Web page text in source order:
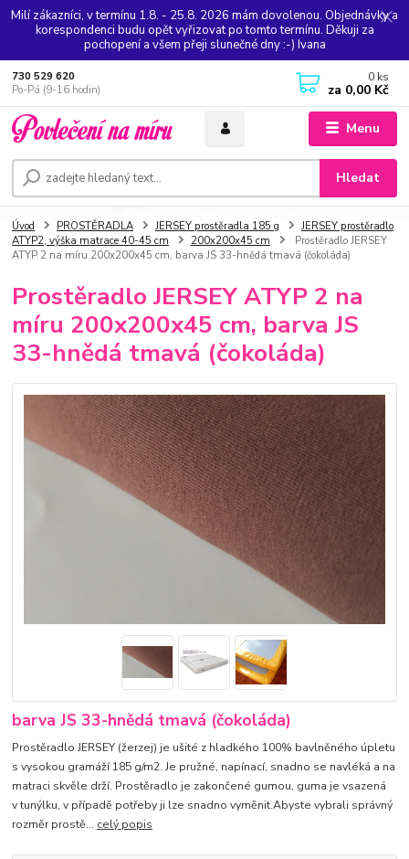
Milí zákazníci, v termínu 1.8. - 25.8. 2026 mám dovolenou. Objednávky a
korespondenci budu opět vyřizovat po tomto termínu. Děkuji za
pochopení a všem přeji slunečné dny :-) Ivana
Menu
Hledat
730 529 620
Po-Pá (9-16 hodin)
0 ks
za 0,00 Kč
Úvod PROSTĚRADLA JERSEY prostěradla 185 g
JERSEY prostěradlo
ATYP2, výška matrace 40-45 cm
200x200x45 cm
Prostěradlo JERSEY
ATYP 2 na míru 200x200x45 cm, barva JS 33-hnědá tmavá (čokoláda)
Prostěradlo JERSEY ATYP 2 na
míru 200x200x45 cm, barva JS
33-hnědá tmavá (čokoláda)
barva JS 33-hnědá tmavá (čokoláda)
Prostěradlo JERSEY (žerzej) je ušité z hladkého 100% bavlněného úpletu
s vysokou gramáží 185 g/m2. Je pružné, napínací, snadno se navléká a na
matraci skvěle drží. Prostěradlo je zakončené gumou, guma je vsazená
v tunýlku, v případě potřeby ji lze snadno vyměnit.Abyste vybrali správný
rozměr prostě... celý popis